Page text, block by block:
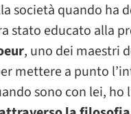
società quando ha
stato educato alla
, uno dei maestri
mettere a punto
sono con lei, ho